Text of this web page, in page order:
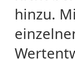
hinzu.